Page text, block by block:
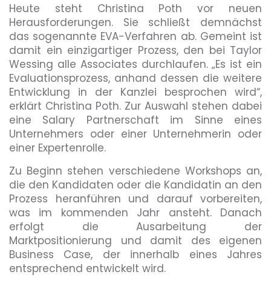
Heute steht Christina Poth vor neuen
Herausforderungen. Sie schließt demnächst
das sogenannte EVA-Verfahren ab. Gemeint ist
damit ein einzigartiger Prozess, den bei Taylor
Wessing alle Associates durchlaufen. „Es ist ein
Evaluationsprozess, anhand dessen die weitere
Entwicklung in der Kanzlei besprochen wird“,
erklärt Christina Poth. Zur Auswahl stehen dabei
eine Salary Partnerschaft im Sinne eines
Unternehmers oder einer Unternehmerin oder
einer Expertenrolle.
Zu Beginn stehen verschiedene Workshops an,
die den Kandidaten oder die Kandidatin an den
Prozess heranführen und darauf vorbereiten,
was im kommenden Jahr ansteht. Danach
erfolgt die Ausarbeitung der
Marktpositionierung und damit des eigenen
Business Case, der innerhalb eines Jahres
entsprechend entwickelt wird.